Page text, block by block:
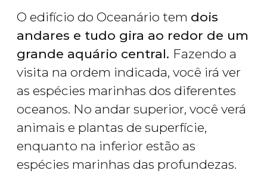
O edifício do Oceanário tem dois
andares e tudo gira ao redor de um
grande aquário central. Fazendo a
visita na ordem indicada, você irá ver
as espécies marinhas dos diferentes
oceanos. No andar superior, você verá
animais e plantas de superfície,
enquanto na inferior estão as
espécies marinhas das profundezas.